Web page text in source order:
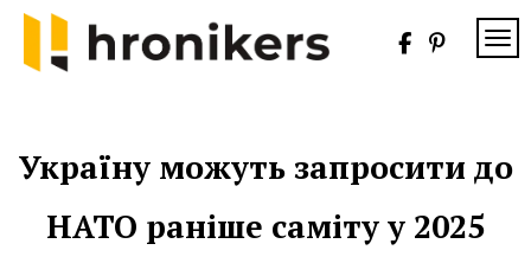
Skip
content
Україну можуть запросити до
НАТО раніше саміту у 2025